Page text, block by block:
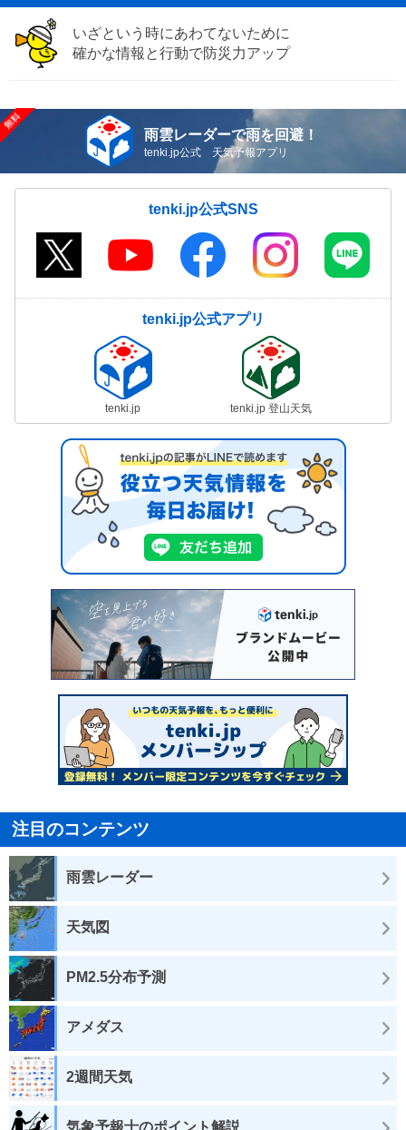
いざという時にあわてないために
確かな情報と行動で防災力アップ
雨雲レーダーで雨を回避！
tenki.jp公式 天気予報アプリ
tenki.jp公式SNS
tenki.jp公式アプリ
tenki.jp tenki.jp 登山天気
注目のコンテンツ
雨雲レーダー
天気図
PM2.5分布予測
アメダス
2週間天気
気象予報士のポイント解説